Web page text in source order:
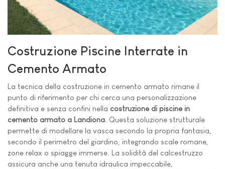
Costruzione Piscine Interrate in
Cemento Armato
La tecnica della costruzione in cemento armato rimane il
punto di riferimento per chi cerca una personalizzazione
definitiva e senza confini nella costruzione di piscine in
cemento armato a Landiona. Questa soluzione strutturale
permette di modellare la vasca secondo la propria fantasia,
secondo il perimetro del giardino, integrando scale romane,
zone relax o spiagge immerse. La solidità del calcestruzzo
assicura anche una tenuta idraulica impeccabile,